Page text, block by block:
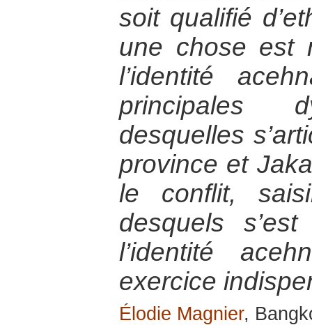
soit qualifié
une chose est
l’identité
principales
desquelles
province et
le conflit,
desquels
l’identité
exercice
Élodie Magnier,